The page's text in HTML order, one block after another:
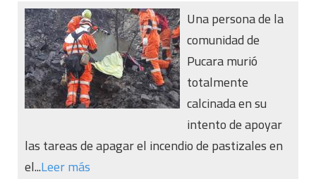
Una persona de la
comunidad de
Pucara murió
totalmente
calcinada en su
intento de apoyar
las tareas de apagar el incendio de pastizales en
el...Leer más